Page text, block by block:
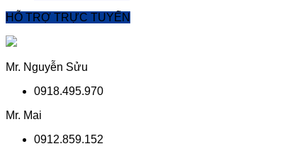
HỖ TRỢ TRỰC TUYẾN
Mr. Nguyễn Sửu
0918.495.970
Mr. Mai
0912.859.152